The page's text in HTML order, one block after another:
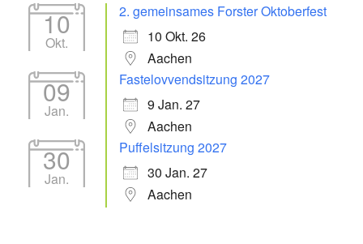
10
Okt.
2. gemeinsames Forster Oktoberfest
10 Okt. 26
Aachen
09
Jan.
Fastelovvendsitzung 2027
9 Jan. 27
Aachen
30
Jan.
Puffelsitzung 2027
30 Jan. 27
Aachen